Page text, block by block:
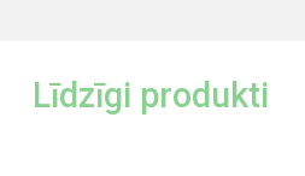
Līdzīgi produkti